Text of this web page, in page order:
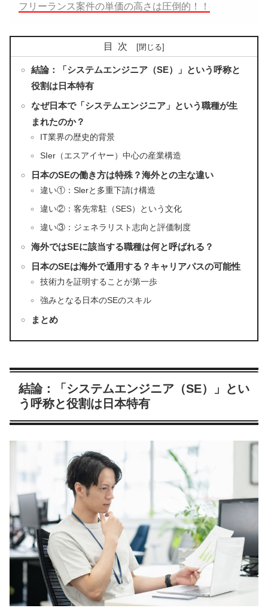
フリーランス案件の単価の高さは圧倒的！！
目次
結論：「システムエンジニア（SE）」という呼称と
役割は日本特有
なぜ日本で「システムエンジニア」という職種が生
まれたのか？
IT業界の歴史的背景
SIer（エスアイヤー）中心の産業構造
日本のSEの働き方は特殊？海外との主な違い
違い①：Slerと多重下請け構造
違い②：客先常駐（SES）という文化
違い③：ジェネラリスト志向と評価制度
海外ではSEに該当する職種は何と呼ばれる？
日本のSEは海外で通用する？キャリアパスの可能性
技術力を証明することが第一歩
強みとなる日本のSEのスキル
まとめ
結論：「システムエンジニア（SE）」とい
う呼称と役割は日本特有